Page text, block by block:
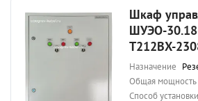
Шкаф
ШУЭО-
Т212ВХ-
Назначение
Общая мощность
Способ установки